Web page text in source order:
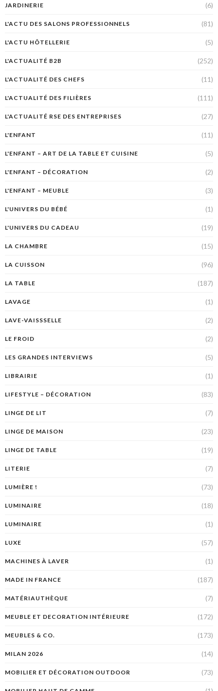
JARDINERIE (6)
L'ACTU DES SALONS PROFESSIONNELS (81)
L'ACTU HÔTELLERIE (5)
L'ACTUALITÉ B2B (252)
L'ACTUALITÉ DES CHEFS (11)
L'ACTUALITÉ DES FILIÈRES (111)
L'ACTUALITÉ RSE DES ENTREPRISES (27)
L'ENFANT (11)
L'ENFANT – ART DE LA TABLE ET CUISINE (5)
L'ENFANT – DÉCORATION (2)
L'ENFANT – MEUBLE (3)
L'UNIVERS DU BÉBÉ (1)
L'UNIVERS DU CADEAU (19)
LA CHAMBRE (15)
LA CUISSON (96)
LA TABLE (187)
LAVAGE (1)
LAVE-VAISSSELLE (2)
LE FROID (2)
LES GRANDES INTERVIEWS (5)
LIBRAIRIE (1)
LIFESTYLE – DÉCORATION (83)
LINGE DE LIT (7)
LINGE DE MAISON (23)
LINGE DE TABLE (19)
LITERIE (7)
LUMIÈRE ! (73)
LUMINAIRE (18)
LUMINAIRE (1)
LUXE (57)
MACHINES À LAVER (1)
MADE IN FRANCE (187)
MATÉRIAUTHÈQUE (7)
MEUBLE ET DECORATION INTÉRIEURE (172)
MEUBLES & CO. (173)
MILAN 2026 (14)
MOBILIER ET DÉCORATION OUTDOOR (73)